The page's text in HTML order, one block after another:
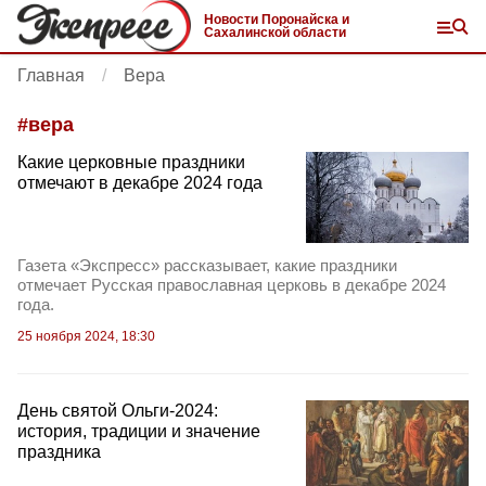
Новости Поронайска и
Сахалинской области
Главная Вера
#вера
Какие церковные праздники
отмечают в декабре 2024 года
Газета «Экспресс» рассказывает, какие праздники
отмечает Русская православная церковь в декабре 2024
года.
25 ноября 2024, 18:30
День святой Ольги-2024:
история, традиции и значение
праздника